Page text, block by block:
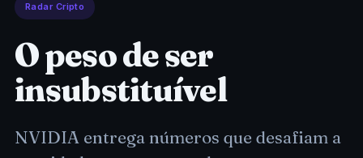
Radar Cripto
O peso de ser
insubstituível
NVIDIA entrega números que desafiam a